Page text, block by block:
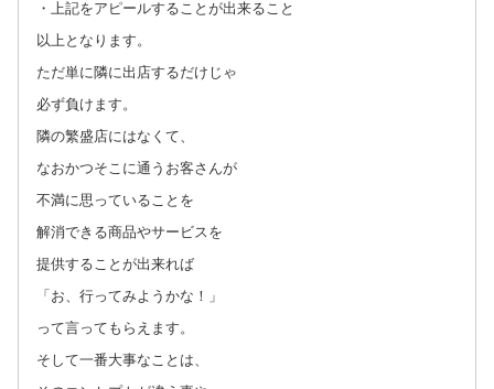
・上記をアピールすることが出来ること
以上となります。
ただ単に隣に出店するだけじゃ
必ず負けます。
隣の繁盛店にはなくて、
なおかつそこに通うお客さんが
不満に思っていることを
解消できる商品やサービスを
提供することが出来れば
「お、行ってみようかな！」
って言ってもらえます。
そして一番大事なことは、